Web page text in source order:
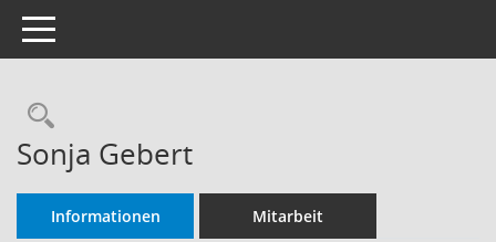
Toggle navigation
Rechercheauswahl
Sonja Gebert
Informationen Mitarbeit